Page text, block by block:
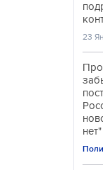
23
Про
нет"